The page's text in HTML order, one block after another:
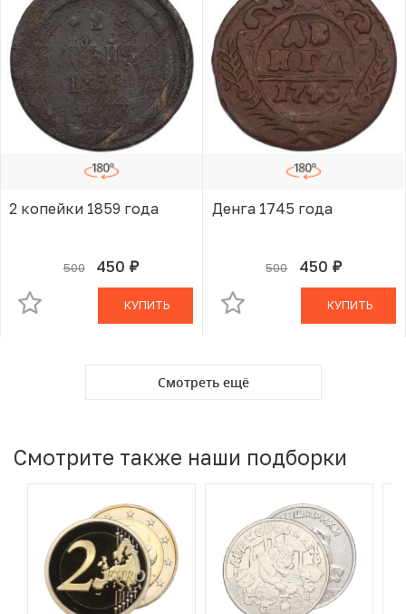
2 копейки 1859 года
500 450 руб.
В КОРЗИНЕ
КУПИТЬ
Денга 1745 года
500 450 руб.
В КОРЗИНЕ
КУПИТЬ
Смотреть ещё
Смотрите также наши подборки